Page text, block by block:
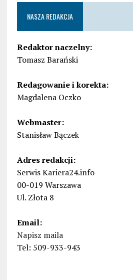
NASZA REDAKCJA
Redaktor naczelny:
Tomasz Barański
Redagowanie i korekta:
Magdalena Oczko
Webmaster:
Stanisław Bączek
Adres redakcji:
Serwis Kariera24.info
00-019 Warszawa
Ul. Złota 8
Email:
Napisz maila
Tel: 509-933-943